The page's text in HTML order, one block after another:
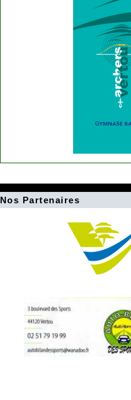
Nos Partenaires